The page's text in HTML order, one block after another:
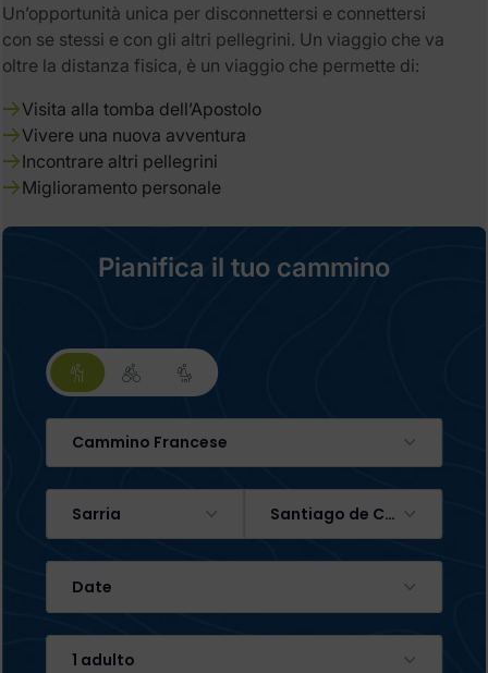
Un’opportunità unica per disconnettersi e connettersi
con se stessi e con gli altri pellegrini. Un viaggio che va
oltre la distanza fisica, è un viaggio che permette di:
Visita alla tomba dell’Apostolo
Vivere una nuova avventura
Incontrare altri pellegrini
Miglioramento personale
Pianifica il tuo cammino
Cammino Francese
Sarria Santiago de Compostela
Date
1 adulto